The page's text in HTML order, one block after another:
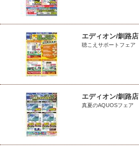
エディオン/釧路店
聴こえサポートフェア
エディオン/釧路店
真夏のAQUOSフェア